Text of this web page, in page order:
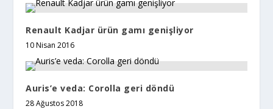
Renault Kadjar ürün gamı genişliyor
10 Nisan 2016
Auris’e veda: Corolla geri döndü
28 Ağustos 2018